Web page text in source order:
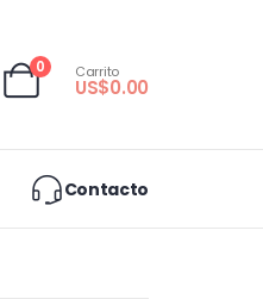
0 Carrito
US$0.00
Contacto